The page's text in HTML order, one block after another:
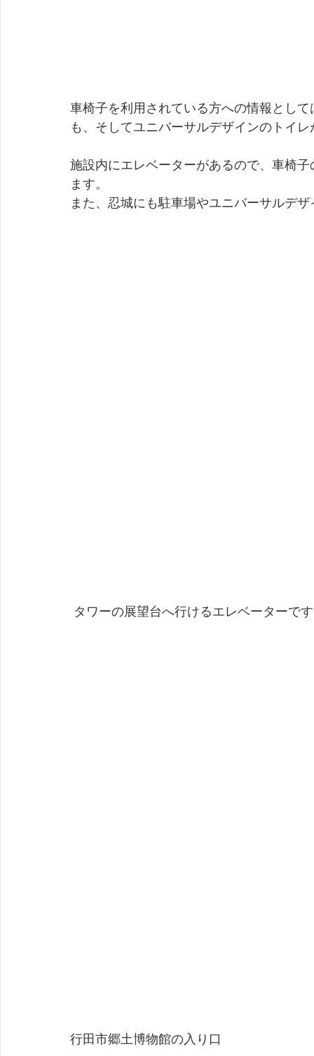
車椅子を利用されている方への情報とし
も、そしてユニバーサルデザインのトイ
施設内にエレベーターがあるので、車椅
ます。
また、忍城にも駐車場やユニバーサルデ
タワーの展望台へ行けるエレベーターで
行田市郷土博物館の入り口